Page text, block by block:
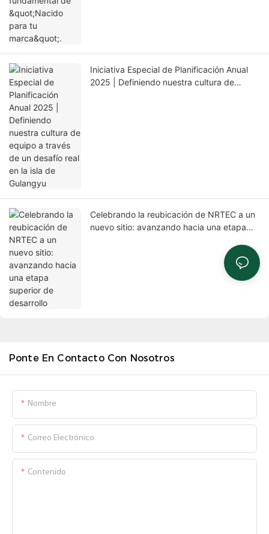
Iniciativa Especial de Planificación Anual
2025 | Definiendo nuestra cultura de
Celebrando la reubicación de NRTEC a un
nuevo sitio: avanzando hacia una etapa
Ponte En Contacto Con Nosotros
Nombre
Correo Electrónico
Contenido